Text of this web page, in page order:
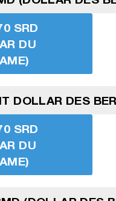
SRD
DU
DOLLAR DES
SRD
DU